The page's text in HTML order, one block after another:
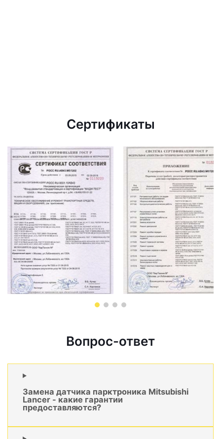
Сертификаты
Вопрос-ответ
Замена датчика парктроника Mitsubishi
Lancer - какие гарантии
предоставляются?